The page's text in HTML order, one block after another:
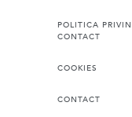
POLITICA
CONTACT
COOKIES
CONTACT